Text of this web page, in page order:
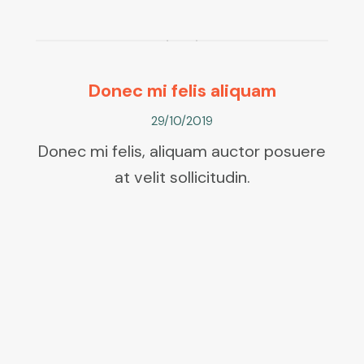
Donec mi felis aliquam
29/10/2019
Donec mi felis, aliquam auctor posuere
at velit sollicitudin.